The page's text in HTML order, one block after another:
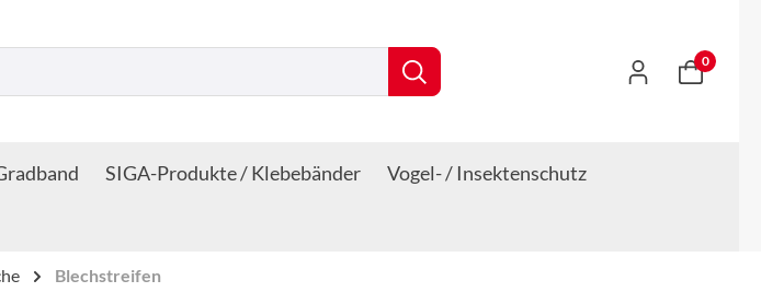
0
SIGA-Produkte / Klebebänder
Vogel- / Insektenschutz
Blechstreifen